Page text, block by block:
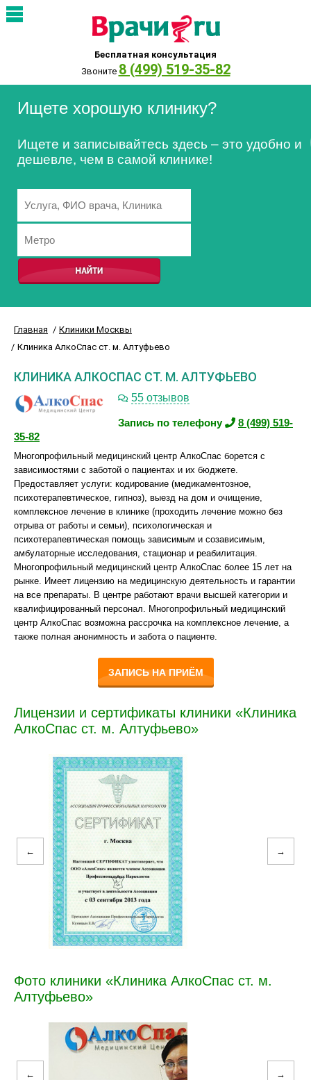
Бесплатная консультация
Звоните 8 (499) 519-35-82
Ищете хорошую клинику?
Ищете и записывайтесь здесь – это удобно и
дешевле, чем в самой клинике!
Главная
Клиники Москвы
Клиника АлкоСпас ст. м. Алтуфьево
КЛИНИКА АЛКОСПАС СТ. М. АЛТУФЬЕВО
55 отзывов
Запись по телефону
8 (499) 519-
35-82
Многопрофильный медицинский центр АлкоСпас борется с
зависимостями с заботой о пациентах и их бюджете.
Предоставляет услуги: кодирование (медикаментозное,
психотерапевтическое, гипноз), выезд на дом и очищение,
комплексное лечение в клинике (проходить лечение можно без
отрыва от работы и семьи), психологическая и
психотерапевтическая помощь зависимым и созависимым,
амбулаторные исследования, стационар и реабилитация.
Многопрофильный медицинский центр АлкоСпас более 15 лет на
рынке. Имеет лицензию на медицинскую деятельность и гарантии
на все препараты. В центре работают врачи высшей категории и
квалифицированный персонал. Многопрофильный медицинский
центр АлкоСпас возможна рассрочка на комплексное лечение, а
также полная анонимность и забота о пациенте.
ЗАПИСЬ НА ПРИЁМ
Лицензии и сертификаты клиники «Клиника
АлкоСпас ст. м. Алтуфьево»
← →
Фото клиники «Клиника АлкоСпас ст. м.
Алтуфьево»
← →